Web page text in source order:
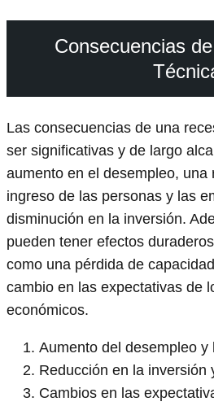
Consecuencias
Las consecuencias de una
ser significativas y de largo
aumento en el desempleo, una
ingreso de las personas y las
disminución en la inversión.
pueden tener efectos
como una pérdida de
cambio en las expectativas de
económicos.
Aumento del desempleo y
Reducción en la inversión
Cambios en las